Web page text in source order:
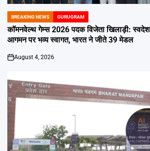
POSTED
IN
BREAKING NEWS GURUGRAM
कॉमनवेल्थ गेम्स 2026 पदक विजेता खिलाड़ी: स्वदेश
आगमन पर भव्य स्वागत, भारत ने जीते 39 मेडल
on
August 4, 2026